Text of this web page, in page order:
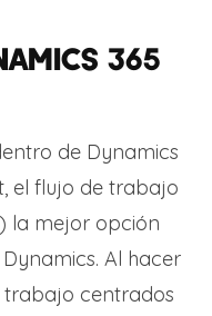
365
de Dynamics
el flujo de trabajo
la mejor opción
Al hacer
trabajo centrados